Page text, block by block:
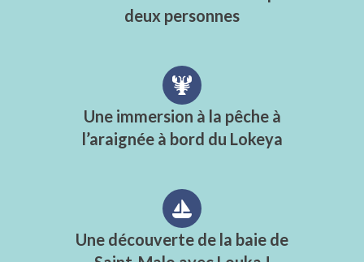
deux personnes
Une immersion à la pêche à
l’araignée à bord du Lokeya
Une découverte de la baie de